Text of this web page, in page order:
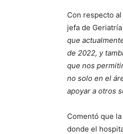
Con respecto
jefa de
que
de 2022, y
que nos
no solo en el
apoyar a otros
Comentó que
donde el